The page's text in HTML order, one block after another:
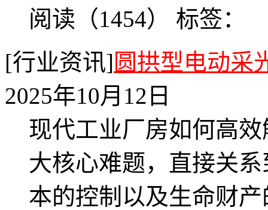
阅读（1454） 标签：
[行业资讯]圆拱型电动采
2025年10月12日
现代工业厂房如何高
大核心难题，直接关
本的控制以及生命财